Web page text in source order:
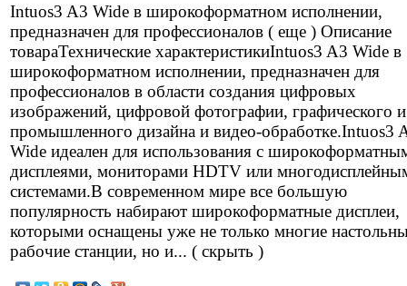
Intuos3 A3 Wide в широкоформатном исполнении,
предназначен для профессионалов ( еще ) Описание
товараТехнические характеристикиIntuos3 A3 Wide в
широкоформатном исполнении, предназначен для
профессионалов в области создания цифровых
изображений, цифровой фотографии, графического и
промышленного дизайна и видео-обработке.Intuos3
Wide идеален для использования с
дисплеями, мониторами HDTV или
системами.В современном мире все большую
популярность набирают широкоформатные дисплеи,
которыми оснащены уже не только многие
рабочие станции, но и... ( скрыть )